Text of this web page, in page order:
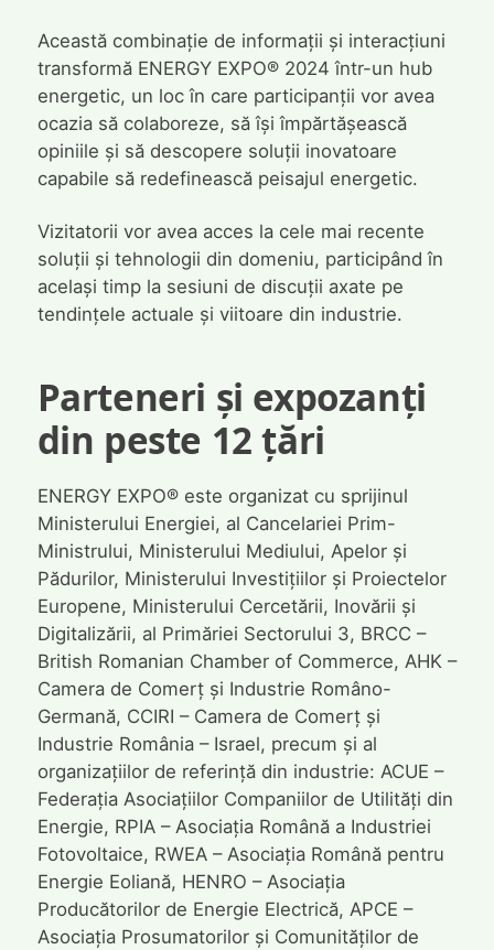
Această combinație de informații și interacțiuni
transformă ENERGY EXPO® 2024 într-un hub
energetic, un loc în care participanții vor avea
ocazia să colaboreze, să își împărtășească
opiniile și să descopere soluții inovatoare
capabile să redefinească peisajul energetic.
Vizitatorii vor avea acces la cele mai recente
soluții și tehnologii din domeniu, participând în
același timp la sesiuni de discuții axate pe
tendințele actuale și viitoare din industrie.
Parteneri și expozanți
din peste 12 țări
ENERGY EXPO® este organizat cu sprijinul
Ministerului Energiei, al Cancelariei Prim-
Ministrului, Ministerului Mediului, Apelor și
Pădurilor, Ministerului Investițiilor și Proiectelor
Europene, Ministerului Cercetării, Inovării și
Digitalizării, al Primăriei Sectorului 3, BRCC –
British Romanian Chamber of Commerce, AHK –
Camera de Comerț și Industrie Româno-
Germană, CCIRI – Camera de Comerț și
Industrie România – Israel, precum și al
organizațiilor de referință din industrie: ACUE –
Federația Asociațiilor Companiilor de Utilități din
Energie, RPIA – Asociația Română a Industriei
Fotovoltaice, RWEA – Asociația Română pentru
Energie Eoliană, HENRO – Asociația
Producătorilor de Energie Electrică, APCE –
Asociația Prosumatorilor și Comunităților de